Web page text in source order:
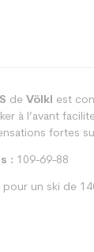
de Völkl est
à l’avant
fortes
: 109-69-88
pour un ski de